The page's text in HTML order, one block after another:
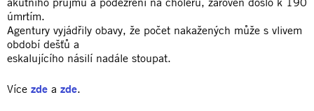
úmrtím.
Agentury vyjádřily obavy, že počet nakažených může s vlivem
období dešťů a
eskalujícího násilí nadále stoupat.
Více zde a zde.